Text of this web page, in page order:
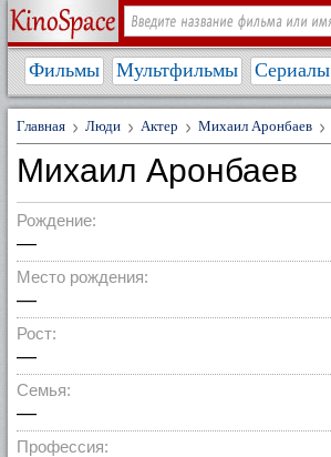
Фильмы Мультфильмы Сериалы
Главная Люди Актер Михаил Аронбаев
Михаил Аронбаев
Рождение:
—
Место рождения:
—
Рост:
—
Семья:
—
Профессия: